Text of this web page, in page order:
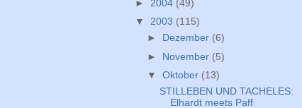
► 2004 (49)
▼ 2003 (115)
► Dezember (6)
► November (5)
▼ Oktober (13)
STILLEBEN UND TACHELES:
Elhardt meets Paff